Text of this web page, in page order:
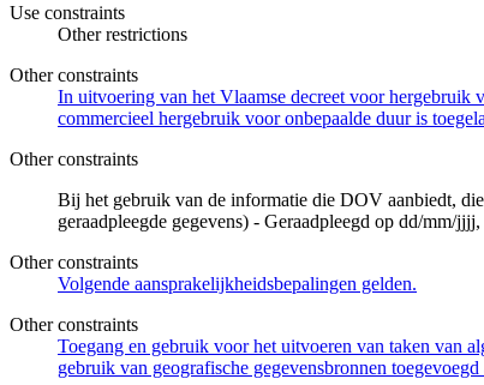
Use constraints
Other restrictions
Other constraints
In uitvoering van het Vlaamse decreet voor hergebruik
commercieel hergebruik voor onbepaalde duur is
Other constraints
Bij het gebruik van de informatie die DOV aanbiedt,
geraadpleegde gegevens) - Geraadpleegd op dd/mm/
Other constraints
Volgende aansprakelijkheidsbepalingen gelden.
Other constraints
Toegang en gebruik voor het uitvoeren van taken van
gebruik van geografische gegevensbronnen